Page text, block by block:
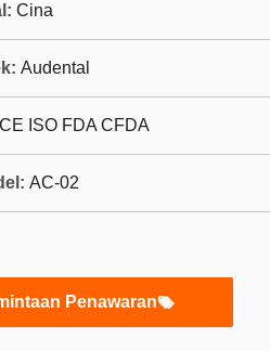
Cina
Audental
CE ISO FDA CFDA
AC-02
Penawaran